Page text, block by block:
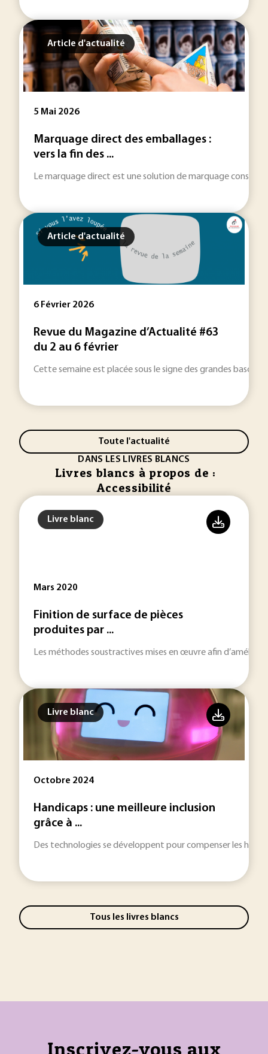
Article d'actualité
5 Mai 2026
Marquage direct des emballages :
vers la fin des ...
Le marquage direct est une solution de marquage
Article d'actualité
6 Février 2026
Revue du Magazine d’Actualité #63
du 2 au 6 février
Cette semaine est placée sous le signe des grandes
Toute l'actualité
DANS LES LIVRES BLANCS
Livres blancs à propos de :
Accessibilité
Livre blanc
Mars 2020
Finition de surface de pièces
produites par ...
Les méthodes soustractives mises en œuvre afin
Livre blanc
Octobre 2024
Handicaps : une meilleure inclusion
grâce à ...
Des technologies se développent pour compenser les
Tous les livres blancs
Inscrivez-vous aux